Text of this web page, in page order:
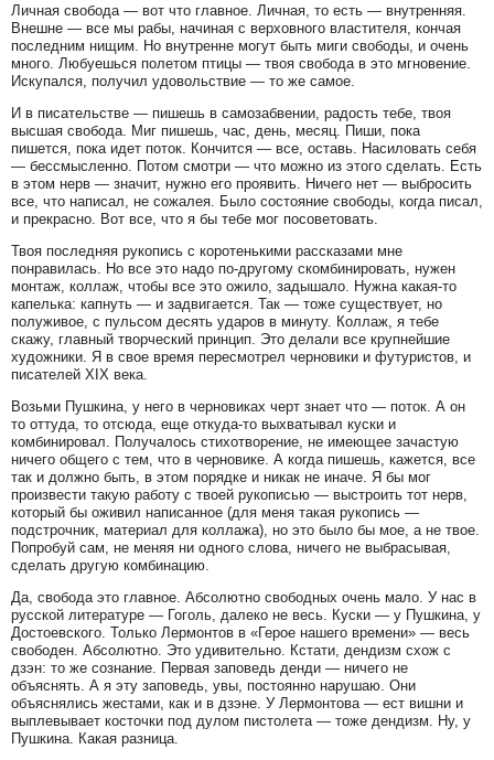
Личная свобода — вот что главное. Личная, то есть — внутренняя.
Внешне — все мы рабы, начиная с верховного властителя, кончая
последним нищим. Но внутренне могут быть миги свободы, и очень
много. Любуешься полетом птицы — твоя свобода в это мгновение.
Искупался, получил удовольствие — то же самое.
И в писательстве — пишешь в самозабвении, радость тебе, твоя
высшая свобода. Миг пишешь, час, день, месяц. Пиши, пока
пишется, пока идет поток. Кончится — все, оставь. Насиловать себя
— бессмысленно. Потом смотри — что можно из этого сделать. Есть
в этом нерв — значит, нужно его проявить. Ничего нет — выбросить
все, что написал, не сожалея. Было состояние свободы, когда писал,
и прекрасно. Вот все, что я бы тебе мог посоветовать.
Твоя последняя рукопись с коротенькими рассказами мне
понравилась. Но все это надо по-другому скомбинировать, нужен
монтаж, коллаж, чтобы все это ожило, задышало. Нужна какая-то
капелька: капнуть — и задвигается. Так — тоже существует, но
полуживое, с пульсом десять ударов в минуту. Коллаж, я тебе
скажу, главный творческий принцип. Это делали все крупнейшие
художники. Я в свое время пересмотрел черновики и футуристов, и
писателей XIX века.
Возьми Пушкина, у него в черновиках черт знает что — поток. А он
то оттуда, то отсюда, еще откуда-то выхватывал куски и
комбинировал. Получалось стихотворение, не имеющее зачастую
ничего общего с тем, что в черновике. А когда пишешь, кажется, все
так и должно быть, в этом порядке и никак не иначе. Я бы мог
произвести такую работу с твоей рукописью — выстроить тот нерв,
который бы оживил написанное (для меня такая рукопись —
подстрочник, материал для коллажа), но это было бы мое, а не твое.
Попробуй сам, не меняя ни одного слова, ничего не выбрасывая,
сделать другую комбинацию.
Да, свобода это главное. Абсолютно свободных очень мало. У нас в
русской литературе — Гоголь, далеко не весь. Куски — у Пушкина, у
Достоевского. Только Лермонтов в «Герое нашего времени» — весь
свободен. Абсолютно. Это удивительно. Кстати, дендизм схож с
дзэн: то же сознание. Первая заповедь денди — ничего не
объяснять. А я эту заповедь, увы, постоянно нарушаю. Они
объяснялись жестами, как и в дзэне. У Лермонтова — ест вишни и
выплевывает косточки под дулом пистолета — тоже дендизм. Ну, у
Пушкина. Какая разница.